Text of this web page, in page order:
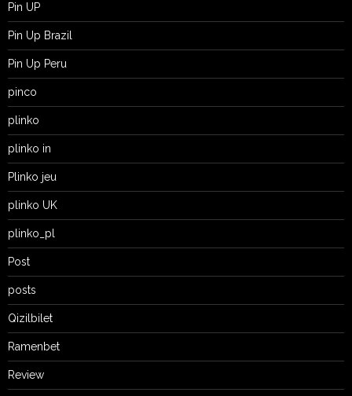
Pin UP
Pin Up Brazil
Pin Up Peru
pinco
plinko
plinko in
Plinko jeu
plinko UK
plinko_pl
Post
posts
Qizilbilet
Ramenbet
Review